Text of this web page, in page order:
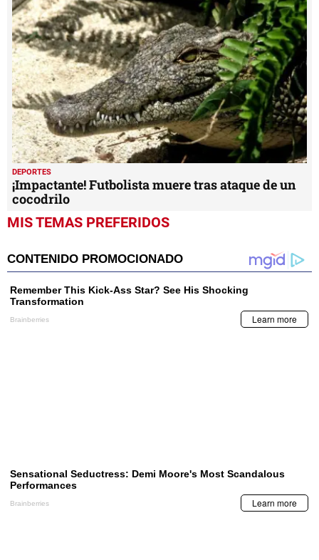
DEPORTES
¡Impactante! Futbolista muere tras ataque de un
cocodrilo
MIS TEMAS PREFERIDOS